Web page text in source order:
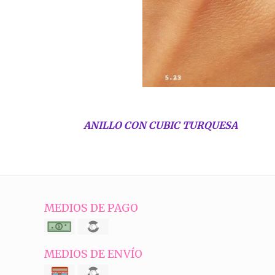
ANILLO CON CUBIC TURQUESA
MEDIOS DE PAGO
MEDIOS DE ENVÍO